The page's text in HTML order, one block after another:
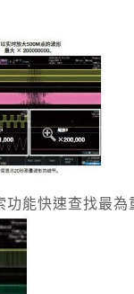
能快速查找最為